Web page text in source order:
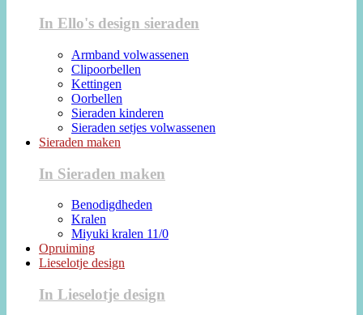
In Ello's design sieraden
Armband volwassenen
Clipoorbellen
Kettingen
Oorbellen
Sieraden kinderen
Sieraden setjes volwassenen
Sieraden maken
In Sieraden maken
Benodigdheden
Kralen
Miyuki kralen 11/0
Opruiming
Lieselotje design
In Lieselotje design